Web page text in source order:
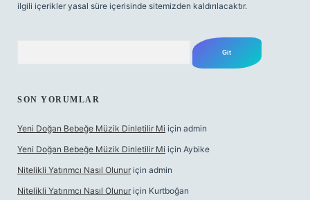
ilgili içerikler yasal süre içerisinde sitemizden kaldırılacaktır.
SON YORUMLAR
Yeni Doğan Bebeğe Müzik Dinletilir Mi için admin
Yeni Doğan Bebeğe Müzik Dinletilir Mi için Aybike
Nitelikli Yatırımcı Nasıl Olunur için admin
Nitelikli Yatırımcı Nasıl Olunur için Kurtboğan